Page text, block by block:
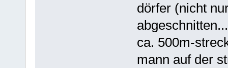
dörfer (nicht
ca. 500m-
mann auf der